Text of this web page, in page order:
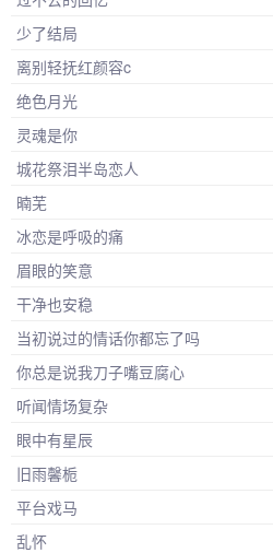
少了结局
离别轻抚红颜容c
绝色月光
灵魂是你
城花祭泪半岛恋人
暔芜
冰恋是呼吸的痛
眉眼的笑意
干净也安稳
当初说过的情话你都忘了吗
你总是说我刀子嘴豆腐心
听闻情场复杂
眼中有星辰
旧雨馨栀
平台戏马
乱怀